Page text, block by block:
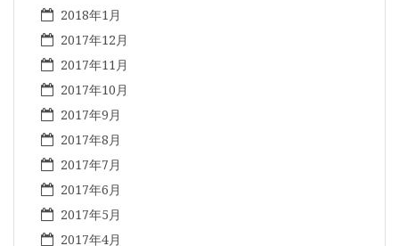
2018年1月
2017年12月
2017年11月
2017年10月
2017年9月
2017年8月
2017年7月
2017年6月
2017年5月
2017年4月